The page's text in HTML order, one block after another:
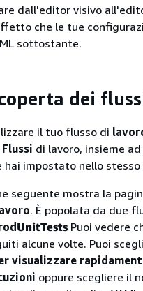
dall'editor visivo
che le tue
sottostante.
dei
il tuo flusso di
di lavoro, insieme
hai impostato nello
seguente mostra la
. È popolata da due
UnitTests Puoi vedere
alcune volte. Puoi
visualizzare
oppure scegliere il